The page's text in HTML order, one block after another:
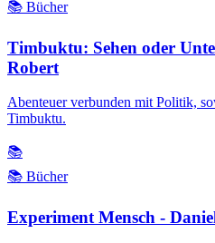
📚 Bücher
Timbuktu: Sehen oder
Robert
Abenteuer verbunden mit Politik,
Timbuktu.
📚
📚 Bücher
Experiment Mensch -